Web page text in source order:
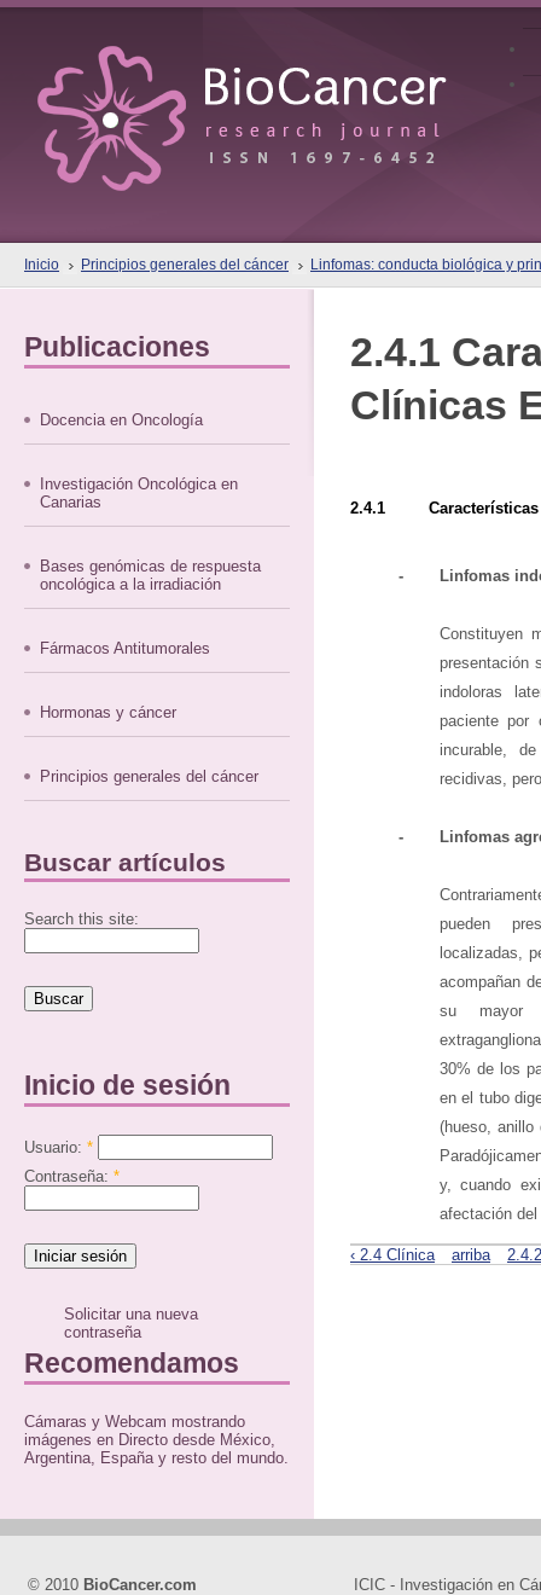
Inicio Principios generales del cáncer Linfomas: conducta biológica y
Publicaciones
Docencia en Oncología
Investigación Oncológica en
Canarias
Bases genómicas de respuesta
oncológica a la irradiación
Fármacos Antitumorales
Hormonas y cáncer
Principios generales del cáncer
Buscar artículos
Search this site:
Inicio de sesión
Usuario: *
Contraseña: *
Solicitar una nueva
contraseña
Recomendamos
Cámaras y Webcam mostrando
imágenes en Directo desde México,
Argentina, España y resto del mundo.
2.4.1
Clínicas
2.4.1 Características
- Linfomas
Constituyen
presentación
indoloras
paciente por
incurable,
recidivas,
- Linfomas
pueden
localizadas,
acompañan
su mayor
30% de los
en el tubo
(hueso, anillo
y, cuando
afectación del
‹ 2.4 Clínica arriba
© 2010 BioCancer.com ICIC - Investigación en